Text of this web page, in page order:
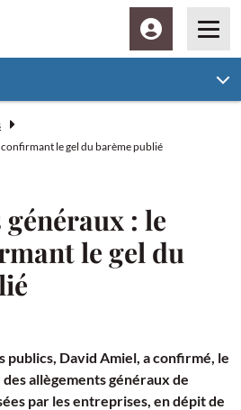
Espace client
le gel du barème publié
: le
le gel du
publics, David Amiel, a confirmé, le
allègements généraux de
par les entreprises, en dépit de